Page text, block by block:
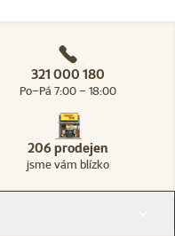
321 000 180
Po–Pá 7:00 – 18:00
206 prodejen
jsme vám blízko